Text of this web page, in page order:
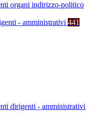
organi indirizzo-politico
- amministrativi 441
dirigenti - amministrativi